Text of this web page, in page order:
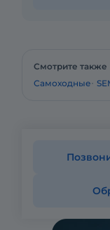
Смотрите также
Самоходные